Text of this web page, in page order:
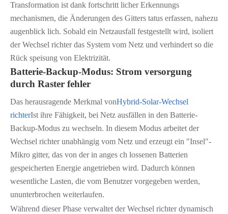
Transformation ist dank fortschritt licher Erkennungs
mechanismen, die Änderungen des Gitters tatus erfassen, nahezu
augenblick lich. Sobald ein Netzausfall festgestellt wird, isoliert
der Wechsel richter das System vom Netz und verhindert so die
Rück speisung von Elektrizität.
Batterie-Backup-Modus: Strom versorgung
durch Raster fehler
Das herausragende Merkmal vonHybrid-Solar-Wechsel
richterIst ihre Fähigkeit, bei Netz ausfällen in den Batterie-
Backup-Modus zu wechseln. In diesem Modus arbeitet der
Wechsel richter unabhängig vom Netz und erzeugt ein "Insel"-
Mikro gitter, das von der in anges ch lossenen Batterien
gespeicherten Energie angetrieben wird. Dadurch können
wesentliche Lasten, die vom Benutzer vorgegeben werden,
ununterbrochen weiterlaufen.
Während dieser Phase verwaltet der Wechsel richter dynamisch